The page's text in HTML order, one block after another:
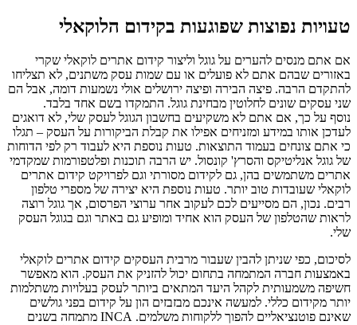
טעויות נפוצות שפוגעות בקידום הלוקאלי
אם אתם מנסים להערים על גוגל וליצור קידום אתרים לוקאלי שקרי
באזורים שבהם אתם לא פועלים או עם שמות עסק משתנים, לא תצליחו
להתקדם הרבה. פיצה הבירה ופיצה ירושלים אולי נשמעות דומה, אבל הם
שני עסקים שונים לחלוטין מבחינת גוגל. התמקדו בשם אחד בלבד.
נוסף על כך, אם אתם לא משקיעים בחשבון הגוגל לעסק שלי, לא דואגים
לעדכן אותו במידע ומזניחים אפילו את קבלת הביקורות על העסק – תגלו
כי אתם צונחים בעמוד התוצאות. טעות נוספת היא לעבוד רק לפי הדוחות
של גוגל אנליטיקס והסרץ' קונסול. יש הרבה תוכנות ופלטפורמות שמקדמי
אתרים משתמשים בהן, גם לקידום מסורתי וגם לפרויקט קידום אתרים
לוקאלי שעובדות טוב יותר. טעות נוספת היא יצירה של מספרי טלפון
רבים. נכון, הם מסייעים לכם לעקוב אחר ערוצי הפרסום, אך גוגל רוצה
לראות שהטלפון של העסק הוא אחיד ומופיע גם באתר וגם בגוגל העסק
שלי.
לסיכום, כפי שניתן להבין שעבור מרבית העסקים קידום אתרים לוקאלי
באמצעות חברה המתמחה בתחום יכול להזניק את העסק. הוא מאפשר
חשיפה משמעותית לקהל היעד המתאים ביותר לעסק בעלויות משתלמות
יותר מקידום כללי. למעשה אינכם מבזבזים הון על קידום בפני גולשים
שאינם פוטנציאליים להפוך ללקוחות משלמים. INCA מתמחה בשנים